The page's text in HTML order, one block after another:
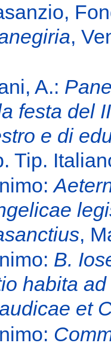
,
A.:
festa del
e di
Tip.
,
B.
habita
et